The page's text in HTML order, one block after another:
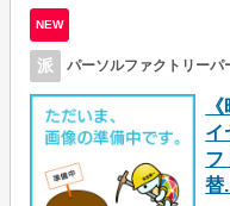
NEW
派 パーソルファクトリーパ
イ
フ
替